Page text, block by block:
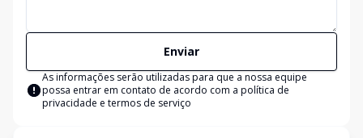
Enviar
As informações serão utilizadas para que a nossa equipe
possa entrar em contato de acordo com a política de
privacidade e termos de serviço